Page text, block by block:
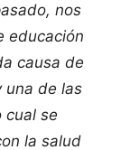
nos
educación
causa de
una de las
cual se
la salud